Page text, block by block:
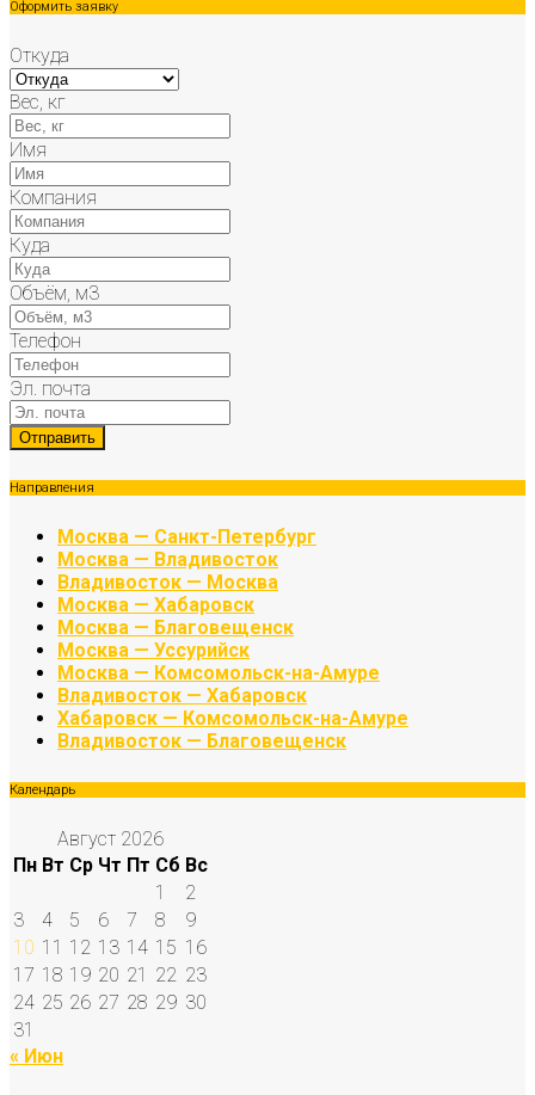
Оформить заявку
Откуда
Вес, кг
Имя
Компания
Куда
Объём, м3
Телефон
Эл. почта
Направления
Москва — Санкт-Петербург
Москва — Владивосток
Владивосток — Москва
Москва — Хабаровск
Москва — Благовещенск
Москва — Уссурийск
Москва — Комсомольск-на-Амуре
Владивосток — Хабаровск
Хабаровск — Комсомольск-на-Амуре
Владивосток — Благовещенск
Календарь
Август 2026
Пн Вт Ср Чт Пт Сб Вс
1
2
3
4 5 6 7 8
9
10 11 12 13 14 15 16
17 18 19 20 21 22 23
24 25 26 27 28 29 30
31
« Июн